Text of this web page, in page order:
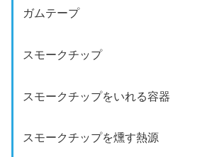
ガムテープ
スモークチップ
スモークチップをいれる容器
スモークチップを燻す熱源